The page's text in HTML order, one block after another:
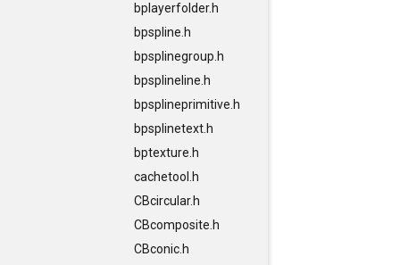
bplayerfolder.h
bpspline.h
bpsplinegroup.h
bpsplineline.h
bpsplineprimitive.h
bpsplinetext.h
bptexture.h
cachetool.h
CBcircular.h
CBcomposite.h
CBconic.h